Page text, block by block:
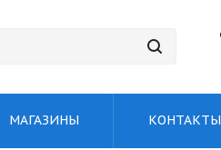
МАГАЗИНЫ КОНТАКТЫ